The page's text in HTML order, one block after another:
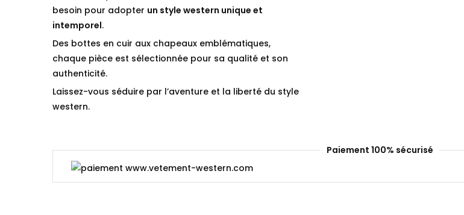
besoin pour adopter un style western unique et
intemporel.
Des bottes en cuir aux chapeaux emblématiques,
chaque pièce est sélectionnée pour sa qualité et son
authenticité.
Laissez-vous séduire par l’aventure et la liberté du style
western.
Paiement 100% sécurisé